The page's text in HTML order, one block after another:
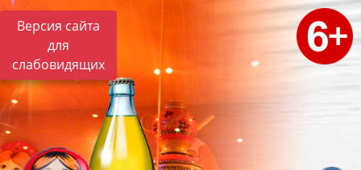
Версия сайта
для
слабовидящих